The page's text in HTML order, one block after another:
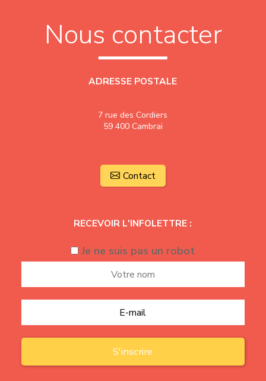
Nous contacter
ADRESSE POSTALE
7 rue des Cordiers
59 400 Cambrai
Contact
RECEVOIR L'INFOLETTRE :
Je ne suis pas un robot